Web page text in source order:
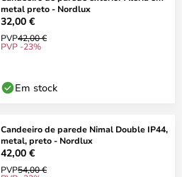
metal preto - Nordlux
32,00 €
PVP42,00 €
PVP -23%
Em stock
Candeeiro de parede Nimal Double IP44,
metal, preto - Nordlux
42,00 €
PVP54,00 €